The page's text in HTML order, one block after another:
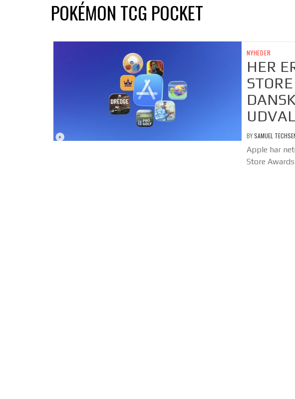
POKÉMON TCG POCKET
NYHEDER
HER
BYSAMUEL
Apple har
Store